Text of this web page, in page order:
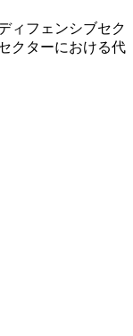
ィフェンシブセク
クターにおける代